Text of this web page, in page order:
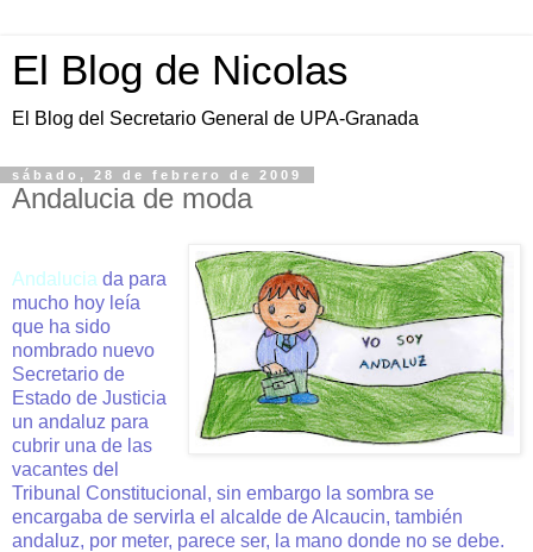
El Blog de Nicolas
El Blog del Secretario General de UPA-Granada
sábado, 28 de febrero de 2009
Andalucia de moda
Andalucia da para
mucho hoy leía
que ha sido
nombrado nuevo
Secretario de
Estado de Justicia
un andaluz para
cubrir una de las
vacantes del
Tribunal Constitucional, sin embargo la sombra se
encargaba de servirla el alcalde deAlcaucin, también
andaluz, por meter, parece ser, la mano donde no se debe.